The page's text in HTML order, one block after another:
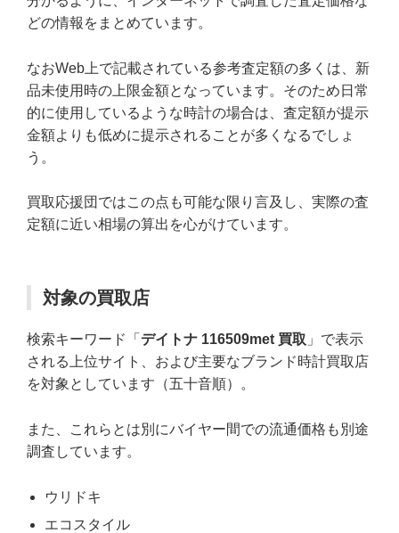
どの情報をまとめています。
なおWeb上で記載されている参考査定額の多くは、新
品未使用時の上限金額となっています。そのため日常
的に使用しているような時計の場合は、査定額が提示
金額よりも低めに提示されることが多くなるでしょ
う。
買取応援団ではこの点も可能な限り言及し、実際の査
定額に近い相場の算出を心がけています。
対象の買取店
検索キーワード「 デイトナ 116509met 買取 」で表示
される上位サイト、および主要なブランド時計買取店
を対象としています（五十音順）。
また、これらとは別にバイヤー間での流通価格も別途
調査しています。
ウリドキ
エコスタイル